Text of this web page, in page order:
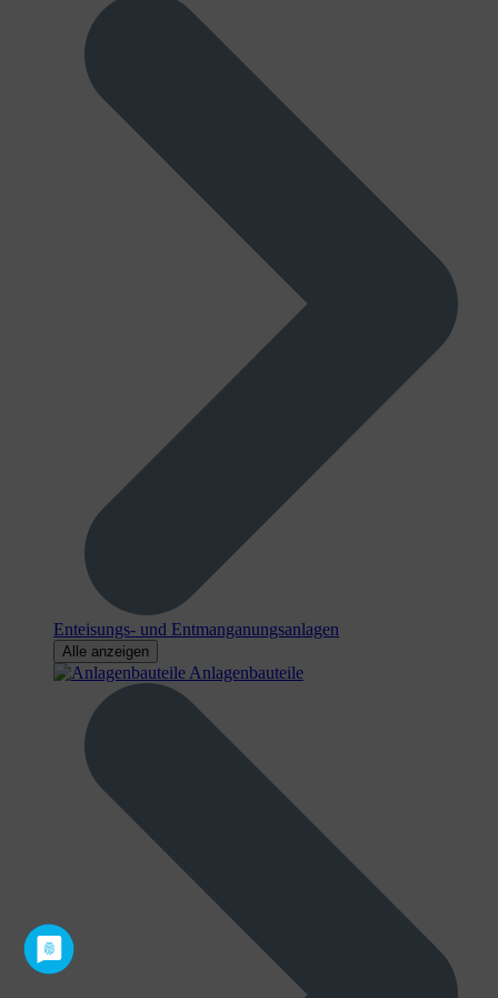
Enteisungs- und Entmanganungsanlagen
Alle anzeigen
Anlagenbauteile